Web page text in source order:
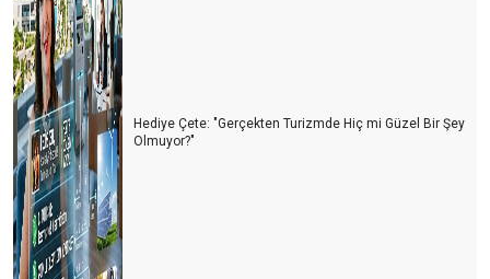
Hediye Çete: "Gerçekten Turizmde Hiç mi Güzel Bir Şey
Olmuyor?"